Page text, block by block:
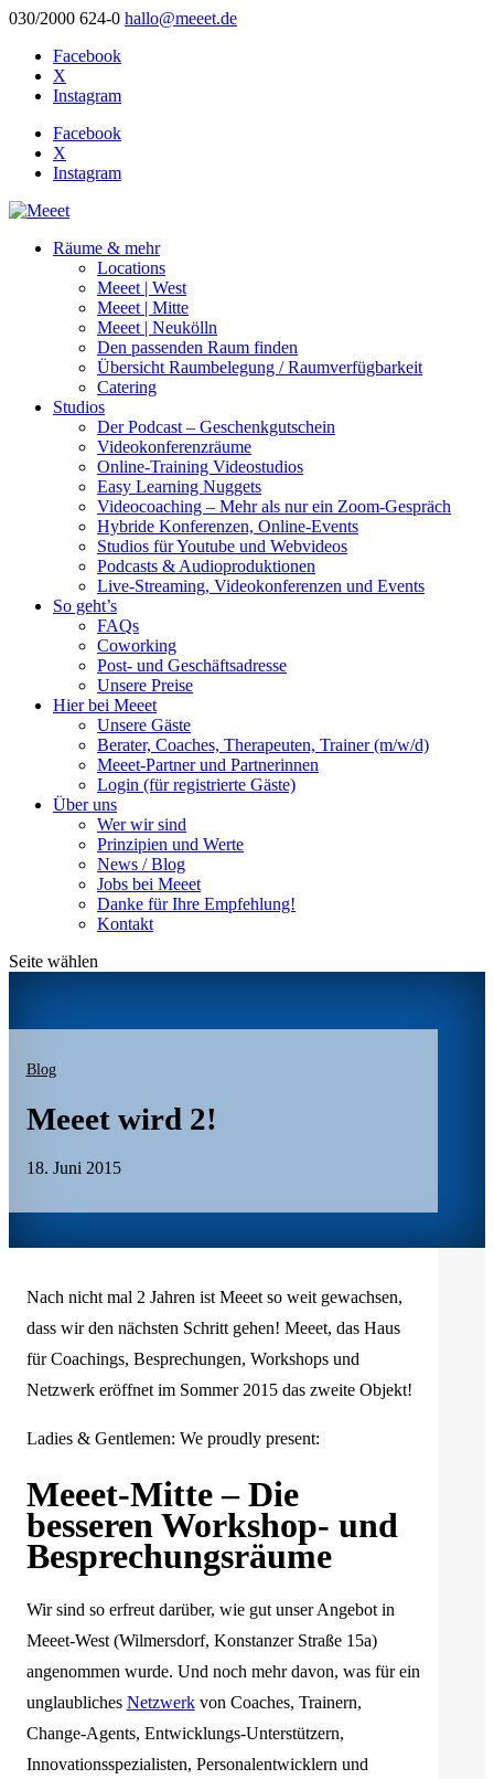
030/2000 624-0 hallo@meeet.de
Facebook
X
Instagram
Facebook
X
Instagram
Räume & mehr
Locations
Meeet | West
Meeet | Mitte
Meeet | Neukölln
Den passenden Raum finden
Übersicht Raumbelegung / Raumverfügbarkeit
Catering
Studios
Der Podcast – Geschenkgutschein
Videokonferenzräume
Online-Training Videostudios
Easy Learning Nuggets
Videocoaching – Mehr als nur ein Zoom-Gespräch
Hybride Konferenzen, Online-Events
Studios für Youtube und Webvideos
Podcasts & Audioproduktionen
Live-Streaming, Videokonferenzen und Events
So geht’s
FAQs
Coworking
Post- und Geschäftsadresse
Unsere Preise
Hier bei Meeet
Unsere Gäste
Berater, Coaches, Therapeuten, Trainer (m/w/d)
Meeet-Partner und Partnerinnen
Login (für registrierte Gäste)
Über uns
Wer wir sind
Prinzipien und Werte
News / Blog
Jobs bei Meeet
Danke für Ihre Empfehlung!
Kontakt
Seite wählen
Blog
Meeet wird 2!
18. Juni 2015
Nach nicht mal 2 Jahren ist Meeet so weit gewachsen,
dass wir den nächsten Schritt gehen! Meeet, das Haus
für Coachings, Besprechungen, Workshops und
Netzwerk eröffnet im Sommer 2015 das zweite Objekt!
Ladies & Gentlemen: We proudly present:
Meeet-Mitte – Die
besseren Workshop- und
Besprechungsräume
Wir sind so erfreut darüber, wie gut unser Angebot in
Meeet-West (Wilmersdorf, Konstanzer Straße 15a)
angenommen wurde. Und noch mehr davon, was für ein
unglaubliches Netzwerkvon Coaches, Trainern,
Change-Agents, Entwicklungs-Unterstützern,
Innovationsspezialisten, Personalentwicklern und